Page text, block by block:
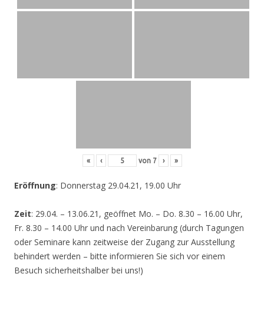
« ‹ von 7 › »
Eröffnung: Donnerstag 29.04.21, 19.00 Uhr
Zeit: 29.04. – 13.06.21, geöffnet Mo. – Do. 8.30 – 16.00 Uhr,
Fr. 8.30 – 14.00 Uhr und nach Vereinbarung (durch Tagungen
oder Seminare kann zeitweise der Zugang zur Ausstellung
behindert werden – bitte informieren Sie sich vor einem
Besuch sicherheitshalber bei uns!)